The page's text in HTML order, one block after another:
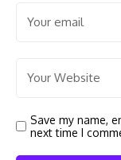
Save my name,
next time I